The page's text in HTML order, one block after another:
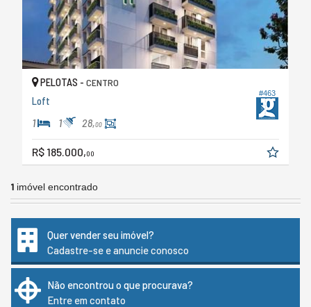
#463
PELOTAS - CENTRO
Loft
1 1 28,00
R$ 185.000,00
1 imóvel encontrado
Quer vender seu imóvel?
Cadastre-se e anuncie conosco
Não encontrou o que procurava?
Entre em contato